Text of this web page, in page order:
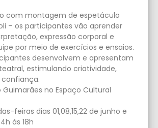
com montagem de espetáculo
– os participantes vão aprender
expressão corporal e
por meio de exercícios e ensaios.
desenvolvem e apresentam
estimulando criatividade,
Guimarães no Espaço Cultural
feiras dias 01,08,15,22 de junho e
às 18h